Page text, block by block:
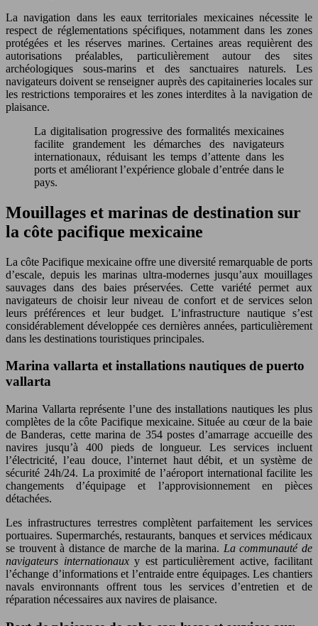
La navigation dans les eaux territoriales mexicaines nécessite le
respect de réglementations spécifiques, notamment dans les zones
protégées et les réserves marines. Certaines areas requièrent des
autorisations préalables, particulièrement autour des sites
archéologiques sous-marins et des sanctuaires naturels. Les
navigateurs doivent se renseigner auprès des capitaineries locales sur
les restrictions temporaires et les zones interdites à la navigation de
plaisance.
La digitalisation progressive des formalités mexicaines
facilite grandement les démarches des navigateurs
internationaux, réduisant les temps d’attente dans les
ports et améliorant l’expérience globale d’entrée dans le
pays.
Mouillages et marinas de destination sur
la côte pacifique mexicaine
La côte Pacifique mexicaine offre une diversité remarquable de ports
d’escale, depuis les marinas ultra-modernes jusqu’aux mouillages
sauvages dans des baies préservées. Cette variété permet aux
navigateurs de choisir leur niveau de confort et de services selon
leurs préférences et leur budget. L’infrastructure nautique s’est
considérablement développée ces dernières années, particulièrement
dans les destinations touristiques principales.
Marina vallarta et installations nautiques de puerto
vallarta
Marina Vallarta représente l’une des installations nautiques les plus
complètes de la côte Pacifique mexicaine. Située au cœur de la baie
de Banderas, cette marina de 354 postes d’amarrage accueille des
navires jusqu’à 400 pieds de longueur. Les services incluent
l’électricité, l’eau douce, l’internet haut débit, et un système de
sécurité 24h/24. La proximité de l’aéroport international facilite les
changements d’équipage et l’approvisionnement en pièces
détachées.
Les infrastructures terrestres complètent parfaitement les services
portuaires. Supermarchés, restaurants, banques et services médicaux
se trouvent à distance de marche de la marina. La communauté de
navigateurs internationaux y est particulièrement active, facilitant
l’échange d’informations et l’entraide entre équipages. Les chantiers
navals environnants offrent tous les services d’entretien et de
réparation nécessaires aux navires de plaisance.